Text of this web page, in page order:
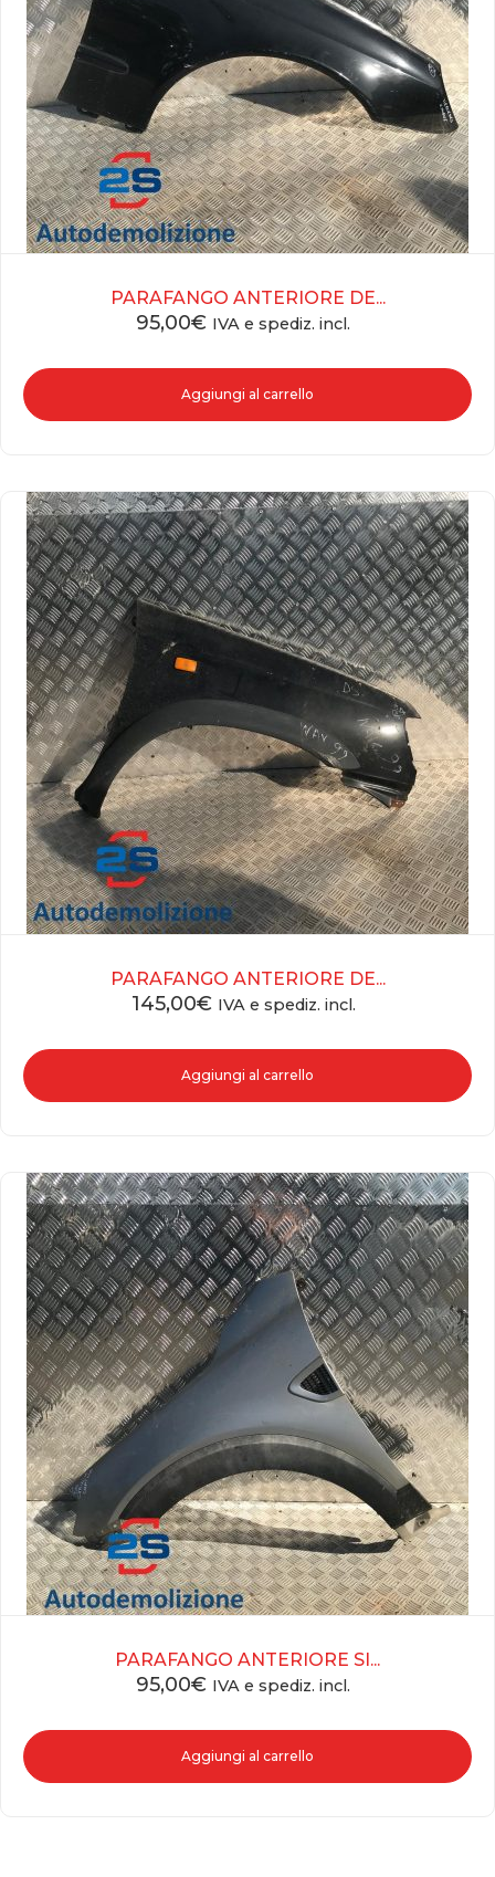
PARAFANGO ANTERIORE DE...
95,00€ IVA e spediz. incl.
Aggiungi al carrello
PARAFANGO ANTERIORE DE...
145,00€ IVA e spediz. incl.
Aggiungi al carrello
PARAFANGO ANTERIORE SI...
95,00€ IVA e spediz. incl.
Aggiungi al carrello